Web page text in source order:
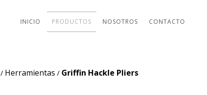
INICIO PRODUCTOS NOSOTROS CONTACTO
/ Herramientas / Griffin Hackle Pliers